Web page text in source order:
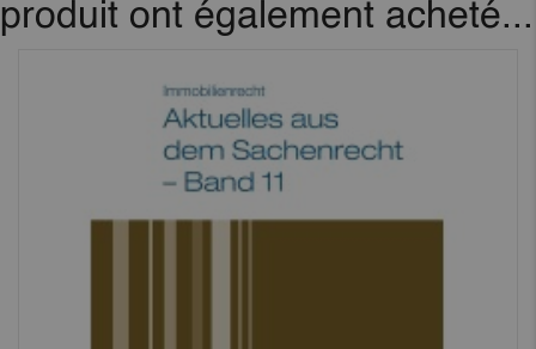
produit ont également acheté...